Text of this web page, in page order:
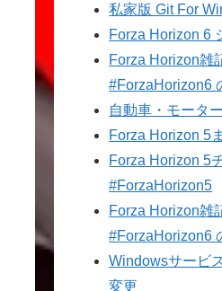
私家版 Git For
Forza Horizon 6
Forza Horizon雑
#ForzaHorizon6
自動車・モータ
Forza Horizon 5
Forza Horizon 5
#ForzaHorizon5
Forza Horizon雑
#ForzaHorizon6
Windowsサービ
変更